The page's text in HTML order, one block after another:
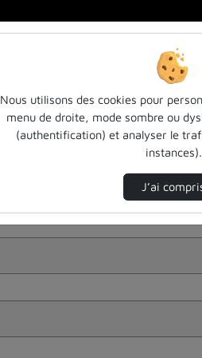
Nous utilisons des cookies pour
menu de droite, mode sombre ou
(authentification) et analyser le
instances).
J’ai